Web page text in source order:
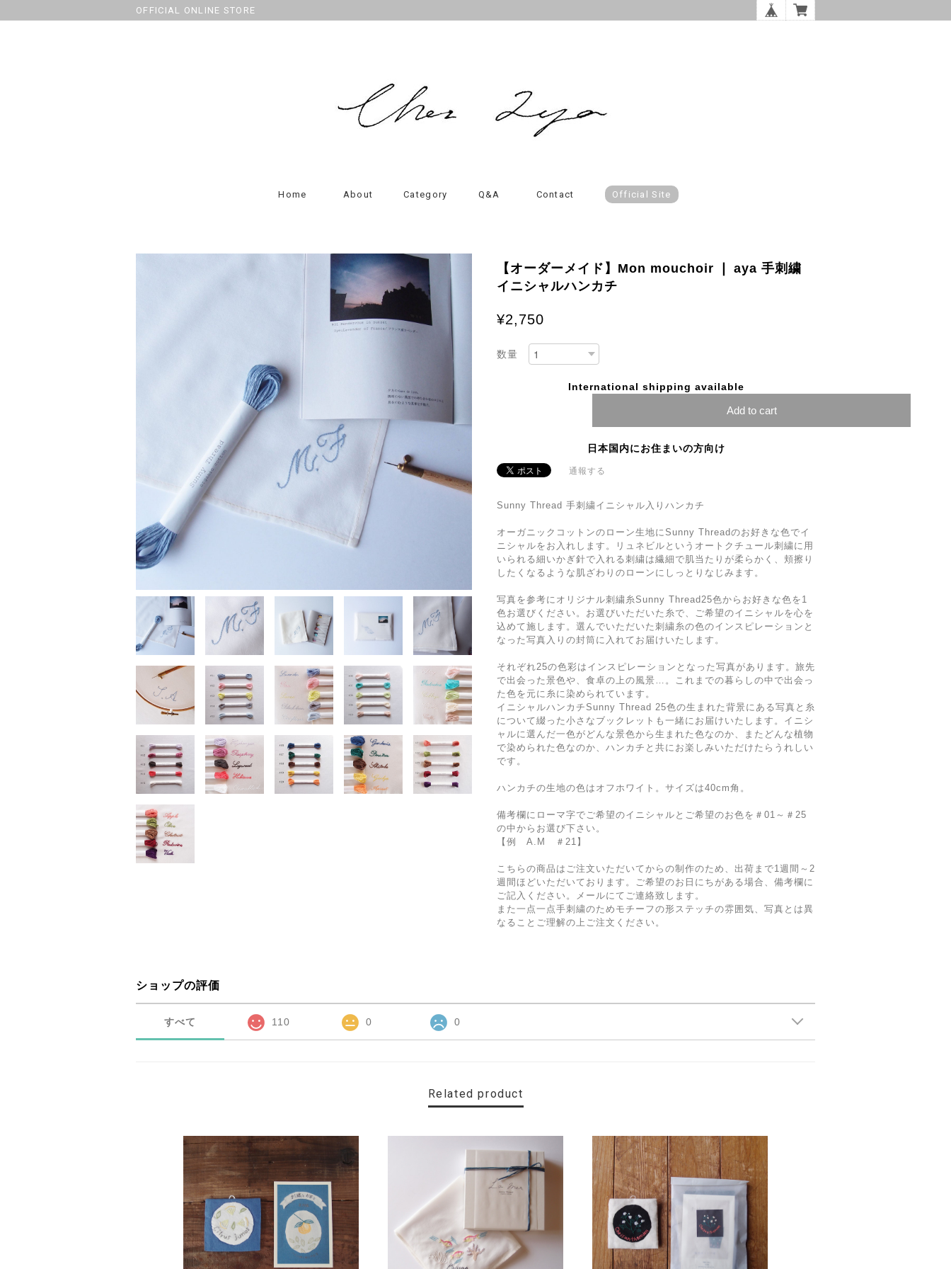
OFFICIAL ONLINE STORE
Home About Category Q&A Contact Official Site
【オーダーメイド】Mon mouchoir ❘ aya 手刺繍
イニシャルハンカチ
¥2,750
数量
International shipping available
Add to cart
日本国内にお住まいの方向け
通報する
Sunny Thread 手刺繍イニシャル入りハンカチ
オーガニックコットンのローン生地にSunny Threadのお好きな色でイ
ニシャルをお入れします。リュネビルというオートクチュール刺繍に用
いられる細いかぎ針で入れる刺繍は繊細で肌当たりが柔らかく、頬擦り
したくなるような肌ざわりのローンにしっとりなじみます。
写真を参考にオリジナル刺繍糸Sunny Thread25色からお好きな色を1
色お選びください。お選びいただいた糸で、ご希望のイニシャルを心を
込めて施します。選んでいただいた刺繍糸の色のインスピレーションと
なった写真入りの封筒に入れてお届けいたします。
それぞれ25の色彩はインスピレーションとなった写真があります。旅先
で出会った景色や、食卓の上の風景…。これまでの暮らしの中で出会っ
た色を元に糸に染められています。
イニシャルハンカチSunny Thread 25色の生まれた背景にある写真と糸
について綴った小さなブックレットも一緒にお届けいたします。イニシ
ャルに選んだ一色がどんな景色から生まれた色なのか、またどんな植物
で染められた色なのか、ハンカチと共にお楽しみいただけたらうれしい
です。
ハンカチの生地の色はオフホワイト。サイズは40cm角。
備考欄にローマ字でご希望のイニシャルとご希望のお色を＃01～＃25
の中からお選び下さい。
【例 A.M ＃21】
こちらの商品はご注文いただいてからの制作のため、出荷まで1週間～2
週間ほどいただいております。ご希望のお日にちがある場合、備考欄に
ご記入ください。メールにてご連絡致します。
また一点一点手刺繍のためモチーフの形ステッチの雰囲気、写真とは異
なることご理解の上ご注文ください。
ショップの評価
すべて 110 0 0
Related product